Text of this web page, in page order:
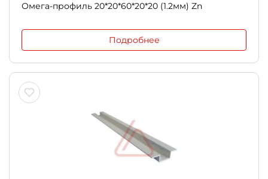
Омега-профиль 20*20*60*20*20 (1.2мм) Zn
Подробнее